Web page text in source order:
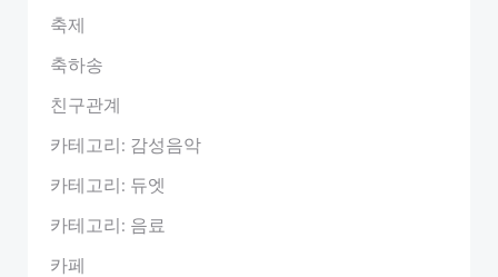
축제
축하송
친구관계
카테고리: 감성음악
카테고리: 듀엣
카테고리: 음료
카페